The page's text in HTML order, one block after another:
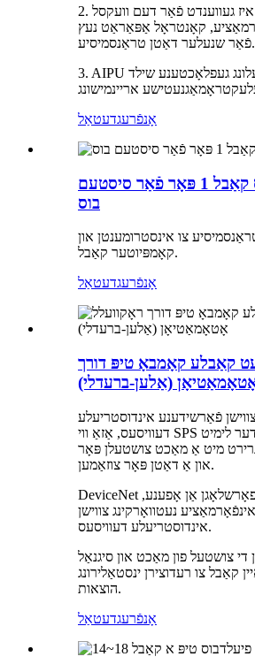
2. קען באַס קאַבל איז געווענדט פֿאַר דעם וועקסל
קאָנטראָל אַפּאַראַט נעץ
פֿאַר שנעלער דאַטן טראַנסמיסיע.
3. AIPU הויך-פאָרשטעלונג געפלאָכטענע שילד
אָנפֿרעגדעטאַל
קאָנטראָלבוס קאַבל 1 פּאָר פֿאַר סיסטעם
בוס
צו אינסטרומענטן און
קאָמפּיוטער קאַבל.
אָנפֿרעגדעטאַל
קאַבלע קאָמבאָ טיפּ דורך
(אַלען-ברעדלי)
פֿאַרשידענע אינדוסטריעלע
דעוויסעס, אַזאַ ווי SPS קאָנטראָלס אָדער לימיט
מיט אַ מאַכט צושטעלן פּאָר
און אַ דאַטן פּאָר צוזאַמען.
DeviceNet קייבלס פאָרשלאָגן אַן אָפענע,
נעטוואָרקינג צווישן
אינדוסטריעלע דעוויסעס.
די צושטעל פון מאַכט און סיגנאַל
קאַבל צו רעדוצירן ינסטאַלירונג
הוצאות.
אָנפֿרעגדעטאַל